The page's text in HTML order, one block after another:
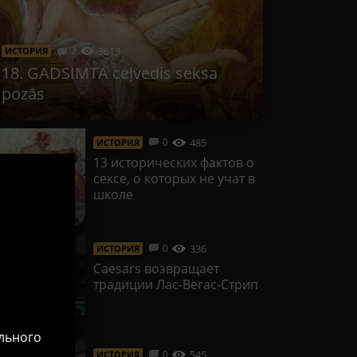
ИСТОРИЯ 2 3613
18. GADSIMTA ceļvedis seksa
pozās
ИСТОРИЯ 0 485
13 исторических фактов о
сексе, о которых не учат в
школе
ИСТОРИЯ 0 336
Caesars возвращает
традиции Лас-Вегас-Стрип
ИСТОРИЯ